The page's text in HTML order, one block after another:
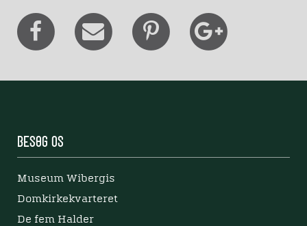
Besøg os
Museum Wibergis
Domkirkekvarteret
De fem Halder